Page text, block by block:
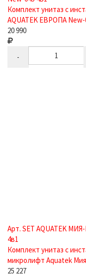
Комплект унитаз с
AQUATEK ЕВРОПА New-
20 990
-
Арт. SET AQUATEK
4в1
Комплект унитаз с
микролифт Aquatek Мия
25 227